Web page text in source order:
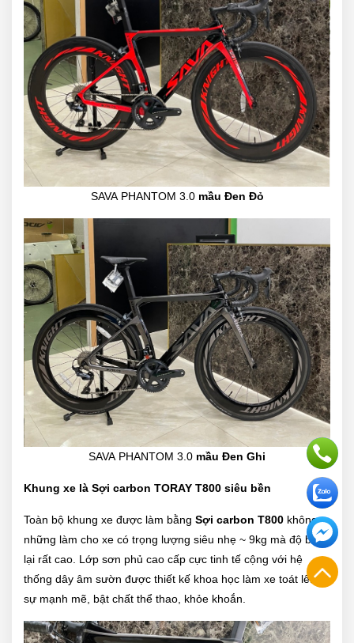
SAVA PHANTOM 3.0mầu Đen Đỏ
SAVA PHANTOM 3.0 mầu Đen Ghi
Khung xe là Sợi carbon TORAY T800 siêu bền
Toàn bộ khung xe được làm bằng Sợi carbon T800 không
những làm cho xe có trọng lượng siêu nhẹ ~ 9kg mà độ bền
lại rất cao. Lớp sơn phủ cao cấp cực tinh tế cộng với hệ
thống dây âm sườn được thiết kế khoa học làm xe toát lên
sự mạnh mẽ, bật chất thể thao, khỏe khoắn.